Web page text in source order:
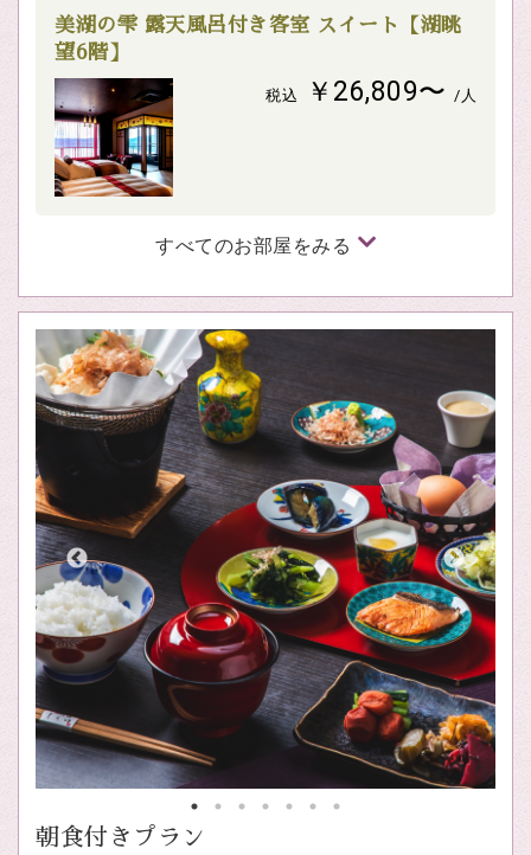
美湖の雫 露天風呂付き客室 スイート【湖眺
望6階】
税込 ￥26,809〜 /人
すべてのお部屋をみる
朝食付きプラン